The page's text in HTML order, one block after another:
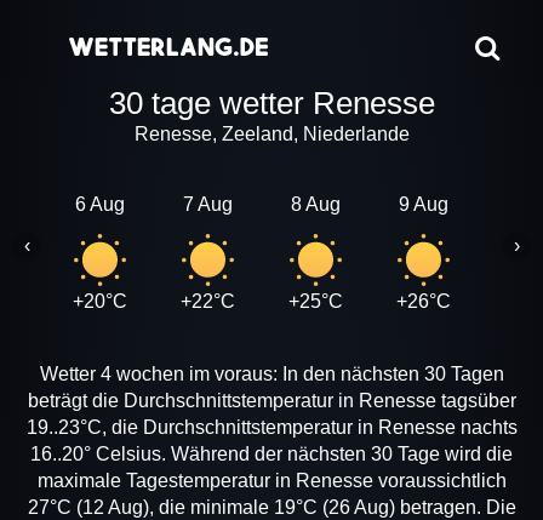
30 tage wetter Renesse
Renesse, Zeeland, Niederlande
6 Aug
+20°C
7 Aug
+22°C
8 Aug
+25°C
9 Aug
+26°C
‹ ›
Wetter 4 wochen im voraus: In den nächsten 30 Tagen
beträgt die Durchschnittstemperatur in Renesse tagsüber
19..23°C, die Durchschnittstemperatur in Renesse nachts
16..20° Celsius. Während der nächsten 30 Tage wird die
maximale Tagestemperatur in Renesse voraussichtlich
27°C (12 Aug), die minimale 19°C (26 Aug) betragen. Die